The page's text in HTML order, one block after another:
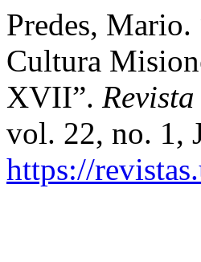
Predes,
Cultura
XVII”.
vol. 22, no. 1,
https://